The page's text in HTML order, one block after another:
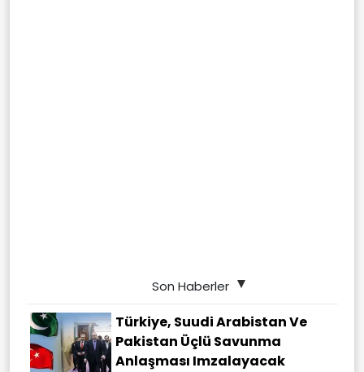
Son Haberler
Türkiye, Suudi Arabistan Ve
Pakistan Üçlü Savunma
Anlaşması Imzalayacak